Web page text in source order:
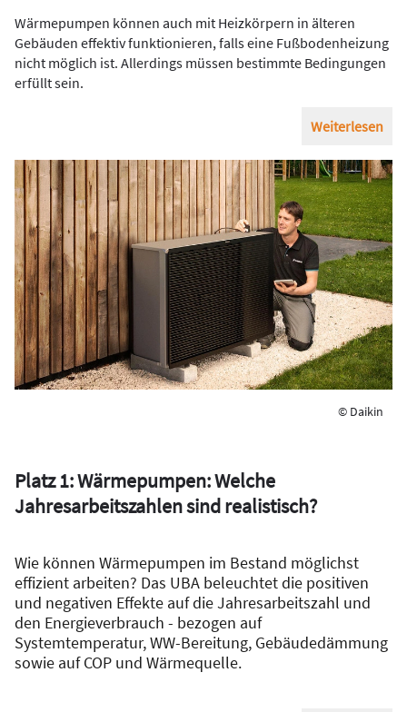
Wärmepumpen können auch mit Heizkörpern in älteren
Gebäuden effektiv funktionieren, falls eine Fußbodenheizung
nicht möglich ist. Allerdings müssen bestimmte Bedingungen
erfüllt sein.
Weiterlesen
© Daikin
Platz 1: Wärmepumpen: Welche
Jahresarbeitszahlen sind realistisch?
Wie können Wärmepumpen im Bestand möglichst
effizient arbeiten? Das UBA beleuchtet die positiven
und negativen Effekte auf die Jahresarbeitszahl und
den Energieverbrauch - bezogen auf
Systemtemperatur, WW-Bereitung, Gebäudedämmung
sowie auf COP und Wärmequelle.